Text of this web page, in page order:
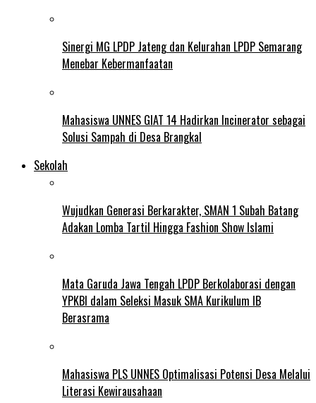
Sinergi MG LPDP Jateng dan Kelurahan LPDP Semarang
Menebar Kebermanfaatan
Mahasiswa UNNES GIAT 14 Hadirkan Incinerator sebagai
Solusi Sampah di Desa Brangkal
Sekolah
Wujudkan Generasi Berkarakter, SMAN 1 Subah Batang
Adakan Lomba Tartil Hingga Fashion Show Islami
Mata Garuda Jawa Tengah LPDP Berkolaborasi dengan
YPKBI dalam Seleksi Masuk SMA Kurikulum IB
Berasrama
Mahasiswa PLS UNNES Optimalisasi Potensi Desa Melalui
Literasi Kewirausahaan